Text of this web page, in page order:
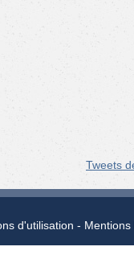
Tweets
d'utilisation Mentions